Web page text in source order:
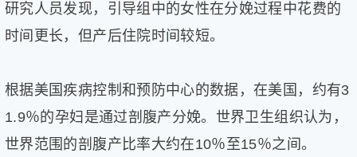
研究人员发现，引导组中的女性在分娩过程中花费的
时间更长，但产后住院时间较短。
根据美国疾病控制和预防中心的数据，在美国，约有3
1.9％的孕妇是通过剖腹产分娩。世界卫生组织认为，
世界范围的剖腹产比率大约在10％至15％之间。